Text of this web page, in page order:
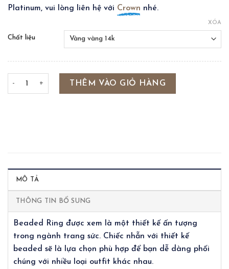
Platinum, vui lòng liên hệ với Crown nhé.
Chất liệu
XÓA
BEADED RING - DROP KEY số lượng
THÊM VÀO GIỎ HÀNG
MÔ TẢ
THÔNG TIN BỔ SUNG
Beaded Ring được xem là một thiết kế ấn tượng
trong ngành trang sức. Chiếc nhẫn với thiết kế
beaded sẽ là lựa chọn phù hợp để bạn dễ dàng phối
chúng với nhiều loại outfit khác nhau.